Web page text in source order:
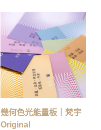
幾何色光能量板｜梵宇
Original